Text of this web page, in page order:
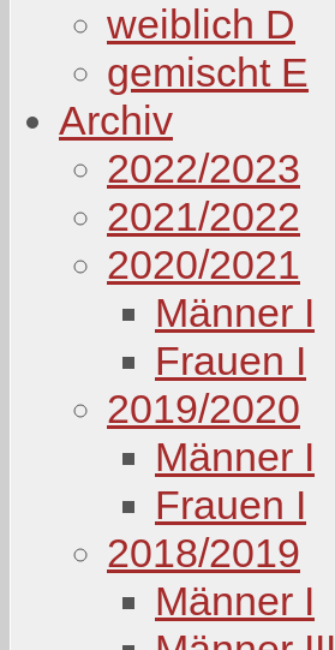
weiblich D
gemischt E
Archiv
2022/2023
2021/2022
2020/2021
Männer I
Frauen I
2019/2020
Männer I
Frauen I
2018/2019
Männer I